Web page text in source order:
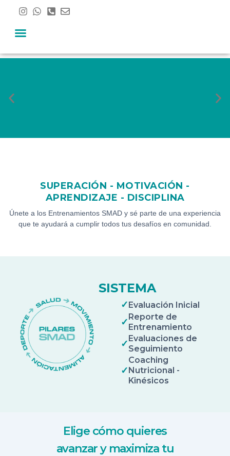
contenido
SUPERACIÓN - MOTIVACIÓN -
APRENDIZAJE - DISCIPLINA
Únete a los Entrenamientos SMAD y sé parte de una experiencia
que te ayudará a cumplir todos tus desafíos en comunidad.
SISTEMA
✓Evaluación Inicial
✓Reporte de
Entrenamiento
✓Evaluaciones de
Seguimiento
✓
Coaching
Nutricional -
Kinésicos
Elige cómo quieres
avanzar y maximiza tu